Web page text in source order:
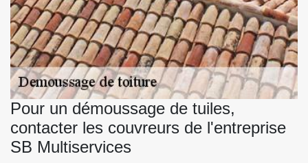
Pour un démoussage de tuiles,
contacter les couvreurs de l'entreprise
SB Multiservices